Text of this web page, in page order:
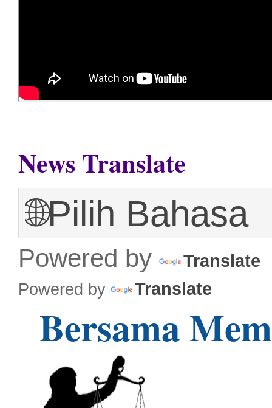
News Translate
Powered by Translate
Powered by Translate
Bersama